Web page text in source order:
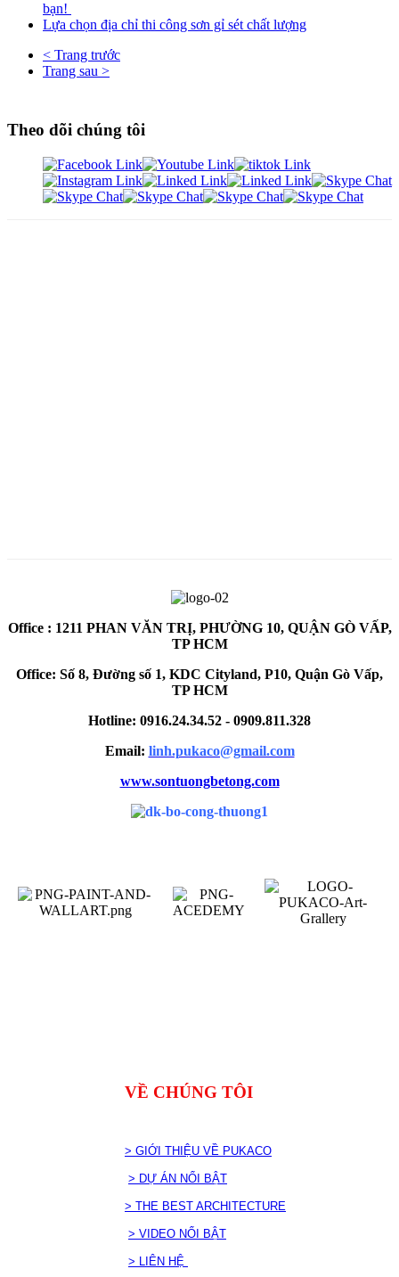
bạn!
Lựa chọn địa chỉ thi công sơn gỉ sét chất lượng
< Trang trước
Trang sau >
Theo dõi chúng tôi
Office : 1211 PHAN VĂN TRỊ, PHƯỜNG 10, QUẬN GÒ VẤP,
TP HCM
Office: Số 8, Đường số 1, KDC Cityland, P10, Quận Gò Vấp,
TP HCM
Hotline: 0916.24.34.52 - 0909.811.328
Email: linh.pukaco@gmail.com
www.sontuongbetong.com
VỀ CHÚNG TÔI
> GIỚI THIỆU VỀ PUKACO
> DỰ ÁN NỔI BẬT
> THE BEST ARCHITECTURE
> VIDEO NỔI BẬT
> LIÊN HỆ